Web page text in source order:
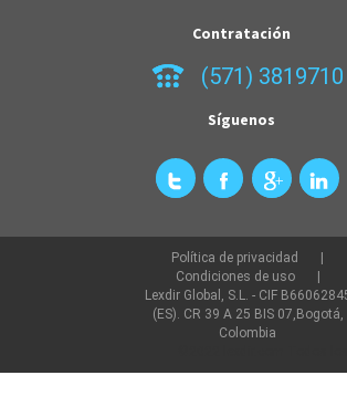
Contratación
(571) 3819710
Síguenos
Política de privacidad
Condiciones de uso
Lexdir Global, S.L. - CIF
(ES). CR 39 A 25 BIS 07,Bogotá,
Colombia